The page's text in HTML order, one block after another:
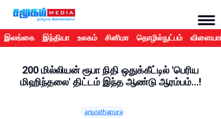
இலங்கை இந்தியா உலகம் சினிமா தொழில்நுட்பம்
200 மில்லியன் ரூபா நிதி ஒதுக்கீட்டில் 'பெரிய
மிஹிந்தலை' திட்டம் இந்த ஆண்டு ஆரம்பம்...!
anurathapura